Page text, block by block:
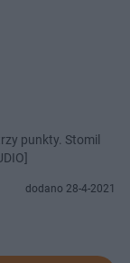
punkty. Stomil
dodano 28-4-2021